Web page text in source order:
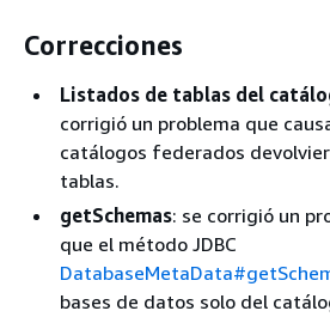
Correcciones
Listados de tablas del
corrigió un problema que
catálogos federados
tablas.
getSchemas: se corrigió un
que el método JDBC
bases de datos solo del